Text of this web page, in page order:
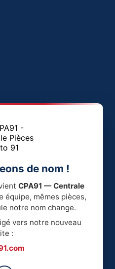
de nom !
CPA91 — Centrale
équipe, mêmes pièces,
notre nom change.
vers notre nouveau
: